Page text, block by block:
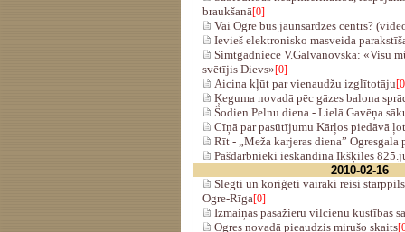
braukšanā[0]
Vai Ogrē būs jaunsardzes centrs?
Ievieš elektronisko masveida
Simtgadniece V.Galvanovska: «Visu
svētījis Dievs»[0]
Aicina kļūt par vienaudžu izglītotāju
Ķeguma novadā pēc gāzes balona
Šodien Pelnu diena - Lielā Gavēņa
Cīņā par pasūtījumu Kārļos piedāvā
Rīt - „Meža karjeras diena” Ogresgala
Pašdarbnieki ieskandina Ikšķiles
2010-02-16
Slēgti un koriģēti vairāki reisi
Ogre-Rīga[0]
Izmaiņas pasažieru vilcienu kustības
Ogres novadā pieaudzis mirušo skaits